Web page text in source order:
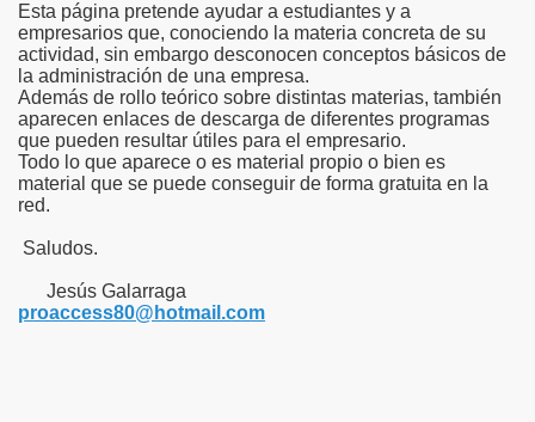
Esta página pretende ayudar a estudiantes y a
empresarios que, conociendo la materia concreta de su
actividad, sin embargo desconocen conceptos básicos de
la administración de una empresa.
Además de rollo teórico sobre distintas materias, también
aparecen enlaces de descarga de diferentes programas
que pueden resultar útiles para el empresario.
Todo lo que aparece o es material propio o bien es
material que se puede conseguir de forma gratuita en la
red.
Saludos.
Jesús Galarraga
proaccess80@hotmail.com